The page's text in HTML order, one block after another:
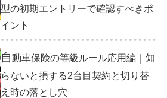
型の初期エントリーで確認すべきポ
イント
自動車保険の等級ルール応用編｜知
らないと損する2台目契約と切り替
え時の落とし穴